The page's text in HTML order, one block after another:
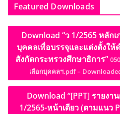
Featured Downloads
Download “ว 1/2565 หลัก
บุคคลเพื่อบรรจุและแต่งตั้งให้
สังกัดกระทรวงศึกษาธิการ”
เลือกบุคคลฯ.pdf –
Download “[PPT] รายง
1/2565-หน้าเดียว (ตามแนว